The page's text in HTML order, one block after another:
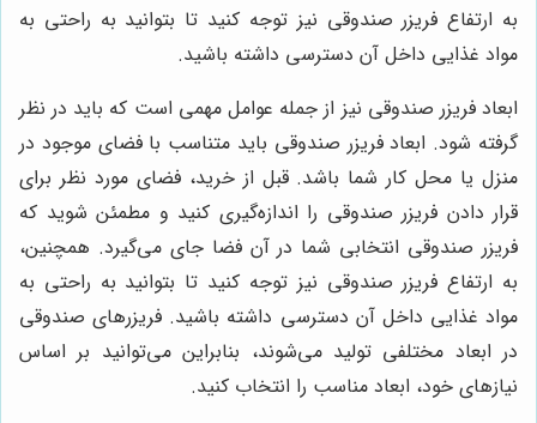
به ارتفاع فریزر صندوقی نیز توجه کنید تا بتوانید به راحتی به
مواد غذایی داخل آن دسترسی داشته باشید.
ابعاد فریزر صندوقی نیز از جمله عوامل مهمی است که باید در نظر
گرفته شود. ابعاد فریزر صندوقی باید متناسب با فضای موجود در
منزل یا محل کار شما باشد. قبل از خرید، فضای مورد نظر برای
قرار دادن فریزر صندوقی را اندازه‌گیری کنید و مطمئن شوید که
فریزر صندوقی انتخابی شما در آن فضا جای می‌گیرد. همچنین،
به ارتفاع فریزر صندوقی نیز توجه کنید تا بتوانید به راحتی به
مواد غذایی داخل آن دسترسی داشته باشید. فریزرهای صندوقی
در ابعاد مختلفی تولید می‌شوند، بنابراین می‌توانید بر اساس
نیازهای خود، ابعاد مناسب را انتخاب کنید.